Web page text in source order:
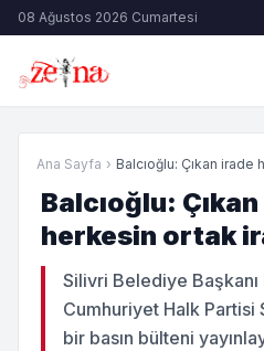
08 Ağustos 2026 Cumartesi
Ana Sayfa › Balcıoğlu: Çıkan
Balcıoğlu:
herkesin ortak
Silivri Belediye Başkanı
Cumhuriyet Halk
bir basın bülteni